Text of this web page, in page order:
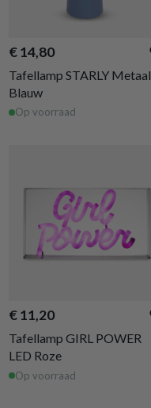
€ 14,80
Tafellamp STARLY Metaal
Blauw
Op voorraad
€ 11,20
Tafellamp GIRL POWER
LED Roze
Op voorraad